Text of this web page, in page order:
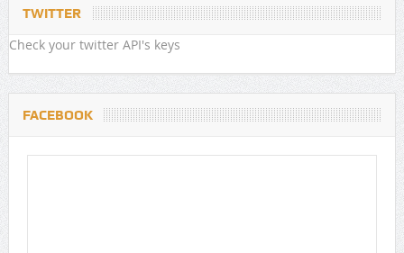
TWITTER
Check your twitter API's keys
FACEBOOK